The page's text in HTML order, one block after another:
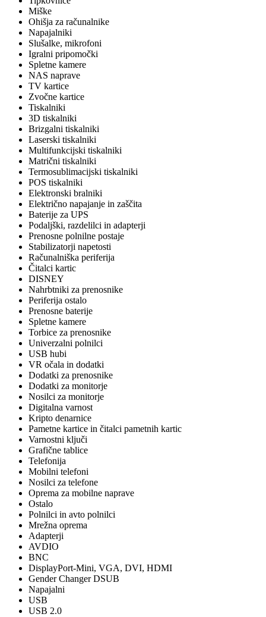
Miške
Ohišja za računalnike
Napajalniki
Slušalke, mikrofoni
Igralni pripomočki
Spletne kamere
NAS naprave
TV kartice
Zvočne kartice
Tiskalniki
3D tiskalniki
Brizgalni tiskalniki
Laserski tiskalniki
Multifunkcijski tiskalniki
Matrični tiskalniki
Termosublimacijski tiskalniki
POS tiskalniki
Elektronski bralniki
Električno napajanje in zaščita
Baterije za UPS
Podaljški, razdelilci in adapterji
Prenosne polnilne postaje
Stabilizatorji napetosti
Računalniška periferija
Čitalci kartic
DISNEY
Nahrbtniki za prenosnike
Periferija ostalo
Prenosne baterije
Spletne kamere
Torbice za prenosnike
Univerzalni polnilci
USB hubi
VR očala in dodatki
Dodatki za prenosnike
Dodatki za monitorje
Nosilci za monitorje
Digitalna varnost
Kripto denarnice
Pametne kartice in čitalci pametnih kartic
Varnostni ključi
Grafične tablice
Telefonija
Mobilni telefoni
Nosilci za telefone
Oprema za mobilne naprave
Ostalo
Polnilci in avto polnilci
Mrežna oprema
Adapterji
AVDIO
BNC
DisplayPort-Mini, VGA, DVI, HDMI
Gender Changer DSUB
Napajalni
USB
USB 2.0